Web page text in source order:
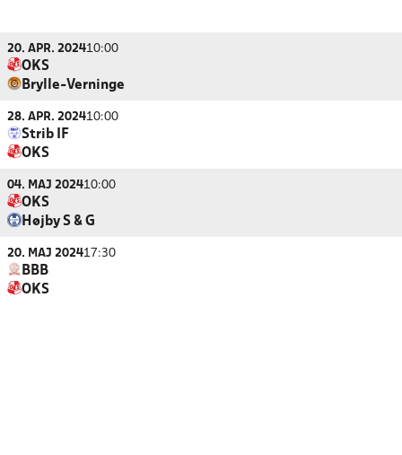
20. APR. 202410:00
OKS
Brylle-Verninge
28. APR. 202410:00
Strib IF
OKS
04. MAJ 202410:00
OKS
Højby S & G
20. MAJ 202417:30
BBB
OKS